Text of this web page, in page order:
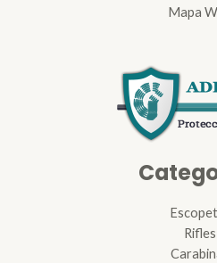
Mapa
Rifles